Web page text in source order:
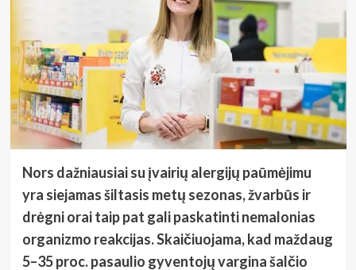
Nors dažniausiai su įvairių alergijų paūmėjimu
yra siejamas šiltasis metų sezonas, žvarbūs ir
drėgni orai taip pat gali paskatinti nemalonias
organizmo reakcijas. Skaičiuojama, kad maždaug
5–35 proc. pasaulio gyventojų vargina šalčio